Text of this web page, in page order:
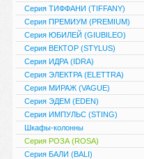
Серия ТИФФАНИ (TIFFANY)
Серия ПРЕМИУМ (PREMIUM)
Серия ЮБИЛЕЙ (GIUBILEO)
Серия ВЕКТОР (STYLUS)
Серия ИДРА (IDRA)
Серия ЭЛЕКТРА (ELETTRA)
Серия МИРАЖ (VAGUE)
Серия ЭДЕМ (EDEN)
Серия ИМПУЛЬС (STING)
Шкафы-колонны
Серия РОЗА (ROSA)
Серия БАЛИ (BALI)